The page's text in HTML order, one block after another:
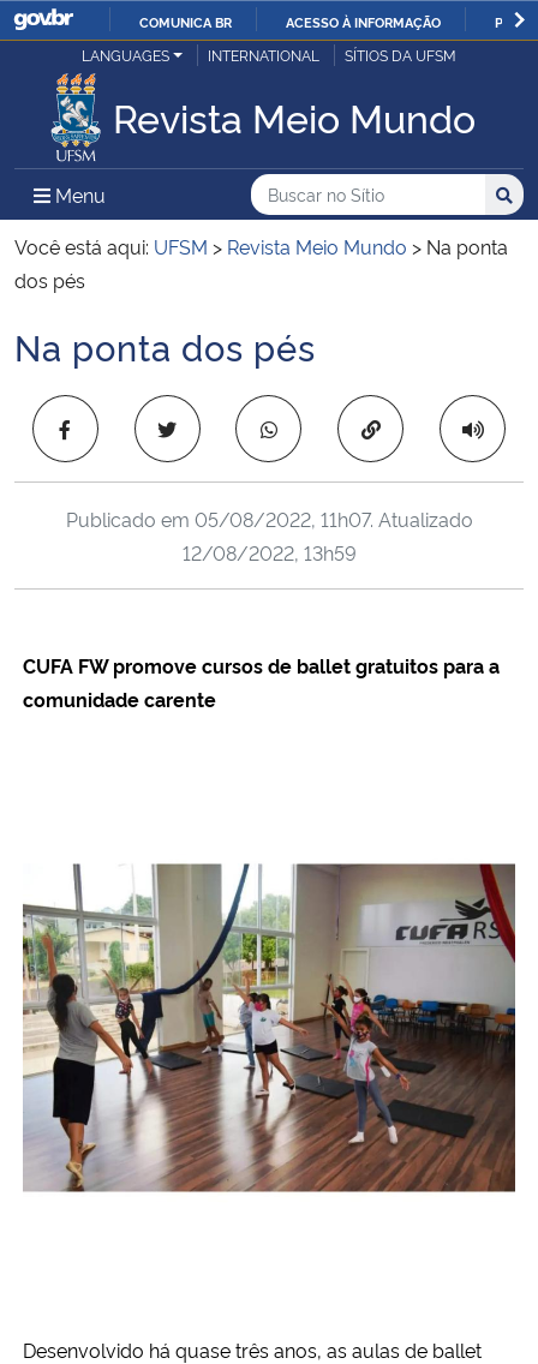
IR
O
COMUNICA BR ACESSO À INFORMAÇÃO
Ministério da Justiça e Segurança Pública
Ministério da Defesa
Ministério das Relações Exteriores
Ministério da Infraestrutura
Ministério da Agricultura, Pecuária e Abastecimento
Ministério de Minas e Energia
Ministério do Turismo
Ministério do Desenvolvimento Regional
Controladoria-Geral da União
Ministério da Mulher, da Família e dos Direitos Humanos
Secretaria-Geral
Secretaria de Governo
LANGUAGES INTERNATIONAL SÍTIOS DA UFSM
Revista Meio Mundo
Menu Menu Principal do Sítio
Busca
Buscar no no Sítio
Busca:
Você está aqui: UFSM > Revista Meio Mundo > Na ponta
dos pés
Início do conteúdo
Na ponta dos pés
Copiar para área
Publicado em 05/08/2022, 11h07. Atualizado
12/08/2022, 13h59
CUFA FW promove cursos de ballet gratuitos para a
comunidade carente
Desenvolvido há quase três anos, as aulas de ballet